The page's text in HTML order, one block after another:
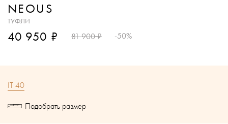
NEOUS
ТУФЛИ
40 950 ₽ 81 900₽ -50%
IT 40
Подобрать размер